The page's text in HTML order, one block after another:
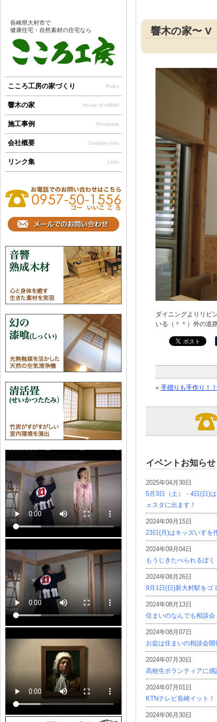
響木の家〜 V
ダイニングよりリビ
いる（＾＾）外の道
« 手摺りも手作り！
イベントお知らせ
2025年04月30日
5月3日（土）・4日(日)
ェスタに出ます！
2024年09月15日
23日(月)はキッズいすを
2024年09月04日
もうじきたべられるぼく
2024年08月26日
9月1日(日)新大村駅をゴ
2024年08月13日
住まいのなんでも相談会
2024年08月07日
お盆は住まいの相談会開
2024年07月30日
高校生ボランティアに感
2024年07月01日
KTNテレビ長崎イット！
2024年06月30日
長崎県大村市で
健康住宅・自然素材の住宅なら
こころ工房の家づくり Policy
響木の家 House of HIBIKI
施工事例 Showcase
会社概要 Company Info
リンク集 Links